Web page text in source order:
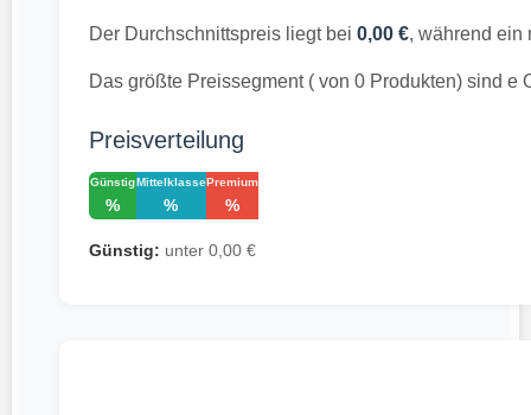
Der Durchschnittspreis liegt bei 0,00 €, während ein
Das größte Preissegment ( von 0 Produkten) sind
Preisverteilung
Günstig
%
Mittelklasse
%
Premium
%
Günstig: unter 0,00 €